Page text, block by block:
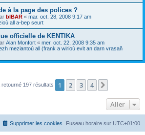
à la page des polices ?
bIBAR « mar. oct. 28, 2008 9:17 am
all a-bep seurt
officielle de KENTIKA
Alan Monfort « mer. oct. 22, 2008 9:35 am
meziantoù all (frank a wirioù evit an darn vrasañ
197 résultats 1 2 3 4
Aller
Fuseau horaire sur UTC+01:00
Supprimer les cookies